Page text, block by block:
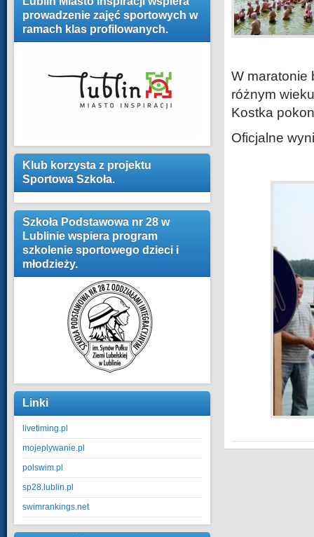
prowadzenie zajęć sportowych w
ramach klas profilowanych.
Klub korzysta z projektu
Sportowa Szkoła.
Szkoła Podstawowa nr 28 w
Lublinie wspiera program
szkolenie sportowego dzieci i
młodzieży.
Linki
livetiming.pl
mojeplywanie.pl
polswim.pl
sp28.lublin.pl
swimrankings.net
W maratonie
różnym
Kostka
Oficjalne